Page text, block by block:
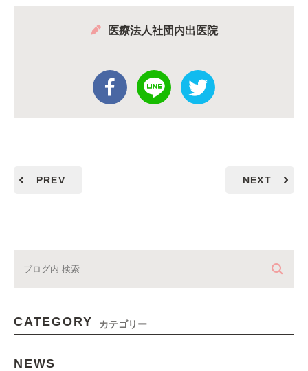
医療法人社団内出医院
PREV NEXT
CATEGORY カテゴリー
NEWS